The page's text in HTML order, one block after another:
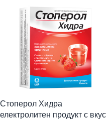
Стоперол Хидра
електролитен продукт с вкус